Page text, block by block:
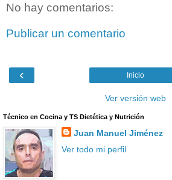
No hay comentarios:
Publicar un comentario
‹ Inicio
Ver versión web
Técnico en Cocina y TS Dietética y Nutrición
Juan Manuel Jiménez
Ver todo mi perfil